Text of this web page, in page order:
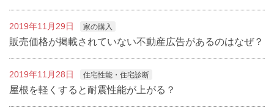
2019年11月29日 家の購入
販売価格が掲載されていない不動産広告があるのはなぜ？
2019年11月28日 住宅性能・住宅診断
屋根を軽くすると耐震性能が上がる？